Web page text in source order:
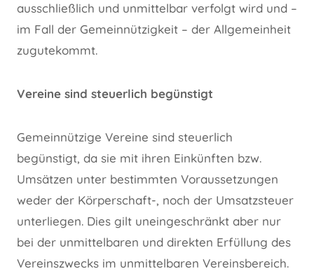
ausschließlich und unmittelbar verfolgt wird und –
im Fall der Gemeinnützigkeit – der Allgemeinheit
zugutekommt.
Vereine sind steuerlich begünstigt
Gemeinnützige Vereine sind steuerlich
begünstigt, da sie mit ihren Einkünften bzw.
Umsätzen unter bestimmten Voraussetzungen
weder der Körperschaft-, noch der Umsatzsteuer
unterliegen. Dies gilt uneingeschränkt aber nur
bei der unmittelbaren und direkten Erfüllung des
Vereinszwecks im unmittelbaren Vereinsbereich.